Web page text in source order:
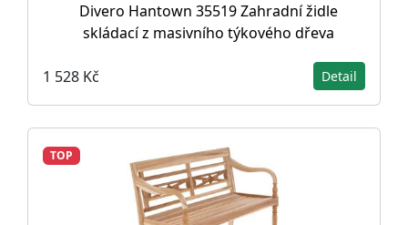
Divero Hantown 35519 Zahradní židle
skládací z masivního týkového dřeva
1 528 Kč Detail
TOP